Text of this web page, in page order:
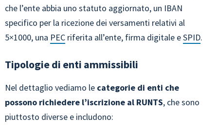
che l’ente abbia uno statuto aggiornato, un IBAN
specifico per la ricezione dei versamenti relativi al
5×1000, una PEC riferita all’ente, firma digitale eSPID.
Tipologie di enti ammissibili
Nel dettaglio vediamo le categorie di enti che
possono richiedere l’iscrizione al RUNTS, che sono
piuttosto diverse e includono: